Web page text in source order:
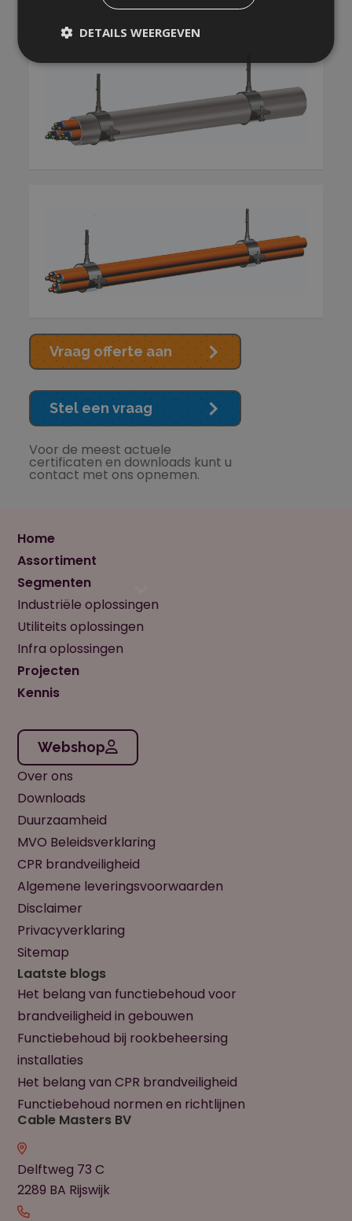
Vraag offerte aan
Stel een vraag
Voor de meest actuele
certificaten en downloads kunt u
contact met ons opnemen.
Home
Assortiment
Segmenten
Industriële oplossingen
Utiliteits oplossingen
Infra oplossingen
Projecten
Kennis
Webshop
Over ons
Downloads
Duurzaamheid
MVO Beleidsverklaring
CPR brandveiligheid
Algemene leveringsvoorwaarden
Disclaimer
Privacyverklaring
Sitemap
Laatste blogs
Het belang van functiebehoud voor
brandveiligheid in gebouwen
Functiebehoud bij rookbeheersing
installaties
Het belang van CPR brandveiligheid
Functiebehoud normen en richtlijnen
Cable Masters BV
Delftweg 73 C
2289 BA Rijswijk
DETAILS WEERGEVEN